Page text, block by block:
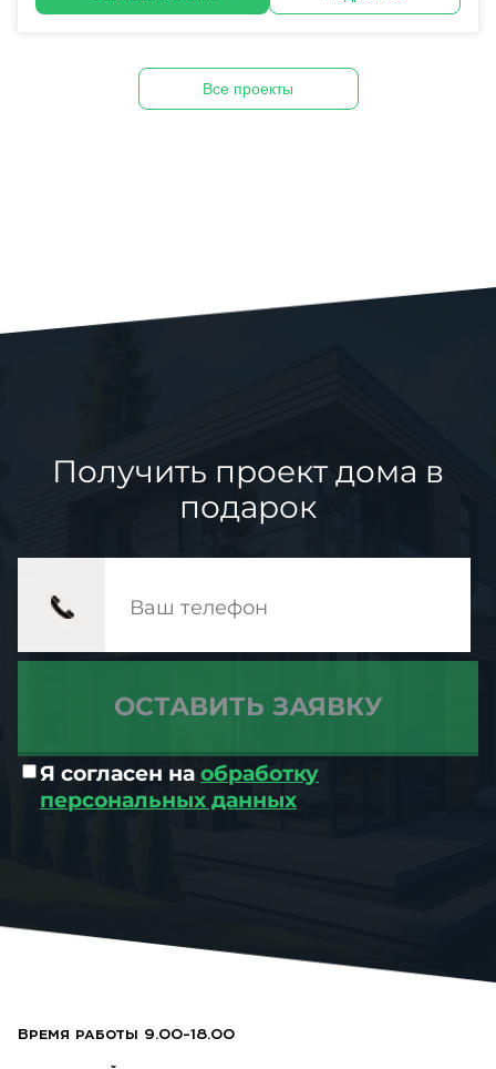
Все проекты
Получить проект дома в
подарок
Я согласен на обработку
персональных данных
Время работы 9.00-18.00